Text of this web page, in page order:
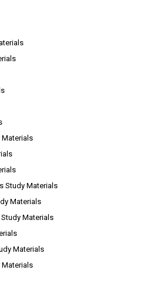
Materials
Study Materials
Materials
Materials
Materials
Materials